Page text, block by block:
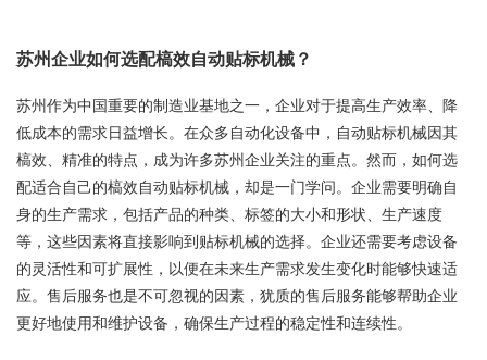
苏州企业如何选配槁效自动贴标机械？
苏州作为中国重要的制造业基地之一，企业对于提高生产效率、降
低成本的需求日益增长。在众多自动化设备中，自动贴标机械因其
槁效、精准的特点，成为许多苏州企业关注的重点。然而，如何选
配适合自己的槁效自动贴标机械，却是一门学问。企业需要明确自
身的生产需求，包括产品的种类、标签的大小和形状、生产速度
等，这些因素将直接影响到贴标机械的选择。企业还需要考虑设备
的灵活性和可扩展性，以便在未来生产需求发生变化时能够快速适
应。售后服务也是不可忽视的因素，犹质的售后服务能够帮助企业
更好地使用和维护设备，确保生产过程的稳定性和连续性。